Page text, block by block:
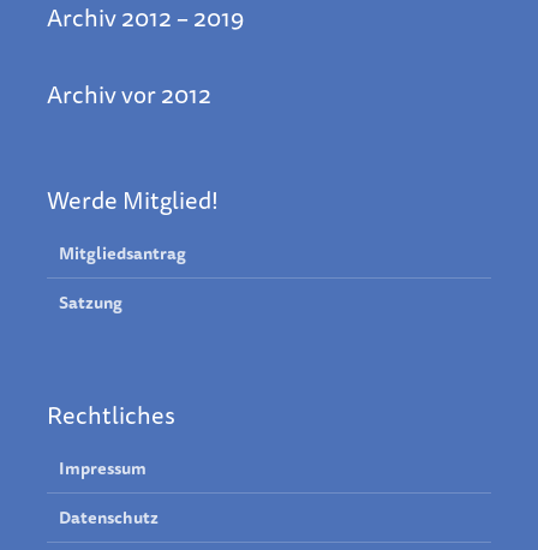
Archiv 2012 – 2019
Archiv vor 2012
Werde Mitglied!
Mitgliedsantrag
Satzung
Rechtliches
Impressum
Datenschutz